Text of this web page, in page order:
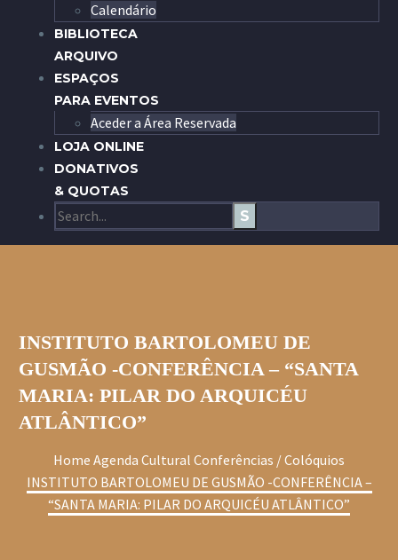
Calendário
BIBLIOTECA
ARQUIVO
ESPAÇOS
PARA EVENTOS
Aceder a Área Reservada
LOJA ONLINE
DONATIVOS
& QUOTAS
INSTITUTO BARTOLOMEU DE
GUSMÃO -CONFERÊNCIA – “SANTA
MARIA: PILAR DO ARQUICÉU
ATLÂNTICO”
Home Agenda Cultural Conferências / Colóquios
INSTITUTO BARTOLOMEU DE GUSMÃO -CONFERÊNCIA –
“SANTA MARIA: PILAR DO ARQUICÉU ATLÂNTICO”